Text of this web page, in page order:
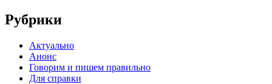
Рубрики
Актуально
Анонс
Говорим и пишем правильно
Для справки